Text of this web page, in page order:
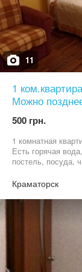
11
1
Можно
500 грн.
1 комнатная
Есть горячая
постель, посуда,
и
Краматорск